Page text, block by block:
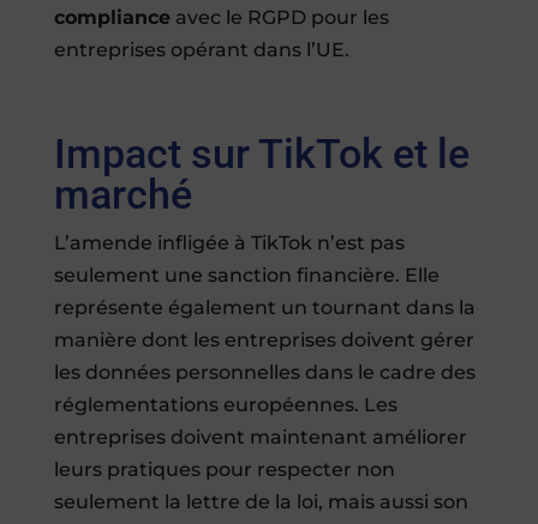
complianceavec le RGPD pour les
entreprises opérant dans l’UE.
Impact sur TikTok et le
marché
L’amende infligée à TikTok n’est pas
seulement une sanction financière. Elle
représente également un tournant dans la
manière dont les entreprises doivent gérer
les données personnelles dans le cadre des
réglementations européennes. Les
entreprises doivent maintenant améliorer
leurs pratiques pour respecter non
seulement la lettre de la loi, mais aussi son